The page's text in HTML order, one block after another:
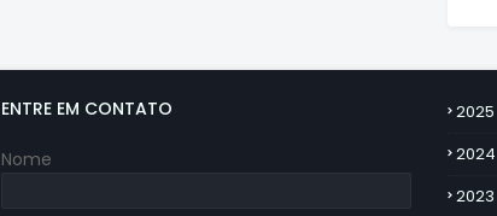
ENTRE EM CONTATO
Nome
2025
2024
2023